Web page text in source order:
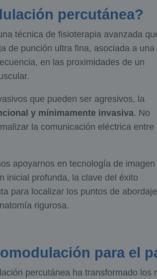
percutánea?
técnica de fisioterapia avanzada
de punción ultra fina, asociada a una
en las proximidades de un
que pueden ser agresivos, la
y mínimamente invasiva. No
la comunicación eléctrica entre
apoyarnos en tecnología de imagen
inicial profunda, la clave del éxito
para localizar los puntos de abordaje
rigurosa.
para el
percutánea ha transformado